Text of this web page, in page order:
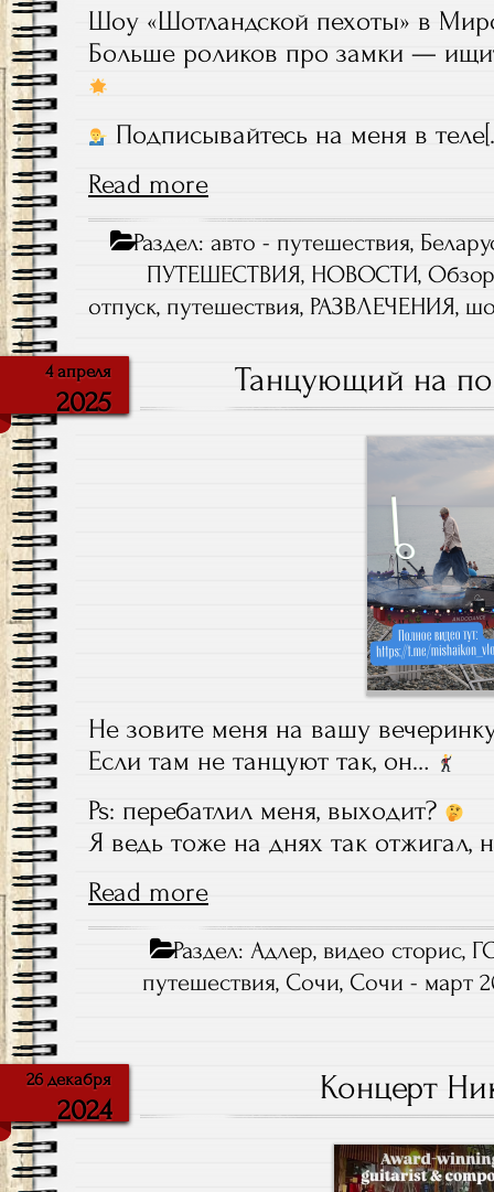
Шоу «Шотландской пехоты» в
Больше роликов про замки —
Подписывайтесь на меня в
Read more
Раздел:авто - путешествия,
ПУТЕШЕСТВИЯ, НОВОСТИ,
отпуск, путешествия, РАЗВЛЕЧЕНИЯ,
4 апреля
2025
Танцующий на
Не зовите меня на вашу
Если там не танцуют так, он…
Ps: перебатлил меня, выходит?
Я ведь тоже на днях так отжигал,
Read more
Раздел:Адлер, видео сторис,
путешествия, Сочи, Сочи - март
26 декабря
2024
Концерт